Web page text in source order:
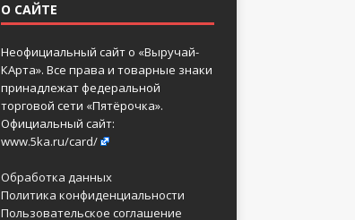
О САЙТЕ
Неофициальный сайт о «Выручай-
КАрта». Все права и товарные знаки
принадлежат федеральной
торговой сети «Пятёрочка».
Официальный сайт:
www.5ka.ru/card/
Обработка данных
Политика конфиденциальности
Пользовательское соглашение